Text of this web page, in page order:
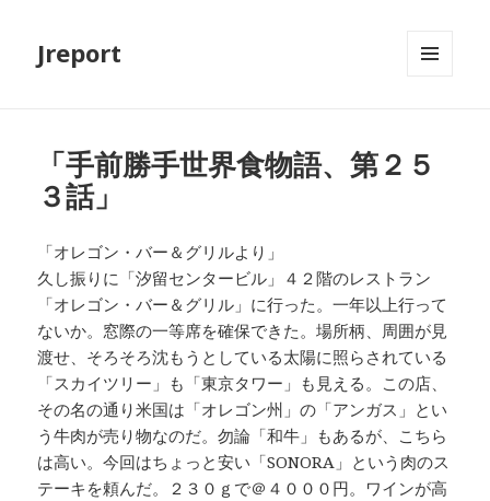
Jreport
「手前勝手世界食物語、第２５
３話」
「オレゴン・バー＆グリルより」
久し振りに「汐留センタービル」４２階のレストラン
「オレゴン・バー＆グリル」に行った。一年以上行って
ないか。窓際の一等席を確保できた。場所柄、周囲が見
渡せ、そろそろ沈もうとしている太陽に照らされている
「スカイツリー」も「東京タワー」も見える。この店、
その名の通り米国は「オレゴン州」の「アンガス」とい
う牛肉が売り物なのだ。勿論「和牛」もあるが、こちら
は高い。今回はちょっと安い「SONORA」という肉のス
テーキを頼んだ。２３０ｇで＠４０００円。ワインが高